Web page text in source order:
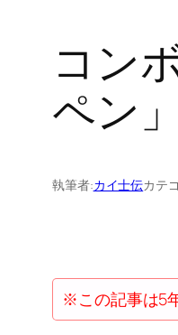
コン
ペン
執筆者:カイ士伝カテ
※この記事は5